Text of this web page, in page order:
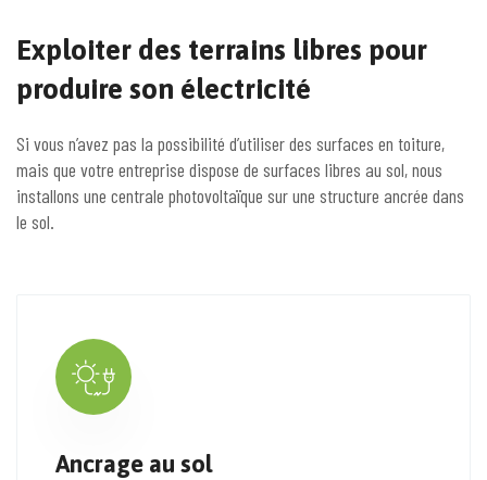
Exploiter des terrains libres pour
produire son électricité
Si vous n’avez pas la possibilité d’utiliser des surfaces en toiture,
mais que votre entreprise dispose de surfaces libres au sol, nous
installons une centrale photovoltaïque sur une structure ancrée dans
le sol.
Ancrage au sol